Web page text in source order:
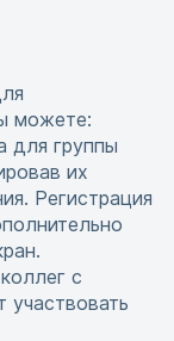
можете:
для группы
их
Регистрация
с